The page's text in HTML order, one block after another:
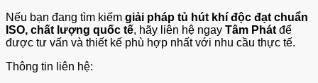
Nếu bạn đang tìm kiếm giải pháp tủ hút khí độc đạt chuẩn
ISO, chất lượng quốc tế, hãy liên hệ ngay Tâm Phát để
được tư vấn và thiết kế phù hợp nhất với nhu cầu thực tế.
Thông tin liên hệ: